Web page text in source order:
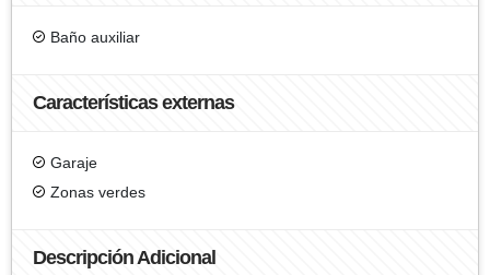
Baño auxiliar
Características externas
Garaje
Zonas verdes
Descripción Adicional